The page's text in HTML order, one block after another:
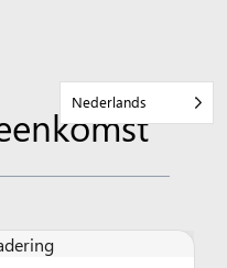
Nederlands